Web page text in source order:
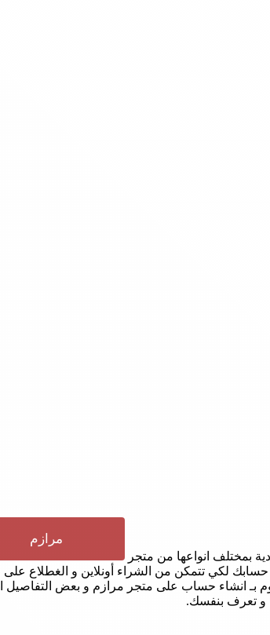
بمختلف انواعها من متجر
مرازم
تتمكن من الشراء أونلاين و الغطلاع على
انشاء حساب على متجر مرازم و بعض التفاصيل
و تعرف بنفسك.